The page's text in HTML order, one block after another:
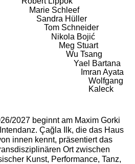
Marie Schleef
Sandra Hüller
Tom Schneider
Nikola Bojić
Meg Stuart
Wu Tsang
Yael Bartana
Imran Ayata
Wolfgang
Kaleck
2027 beginnt am Maxim Gorki
Çağla Ilk, die das Haus
innen kennt, präsentiert das
Ort zwischen
Kunst, Performance, Tanz,